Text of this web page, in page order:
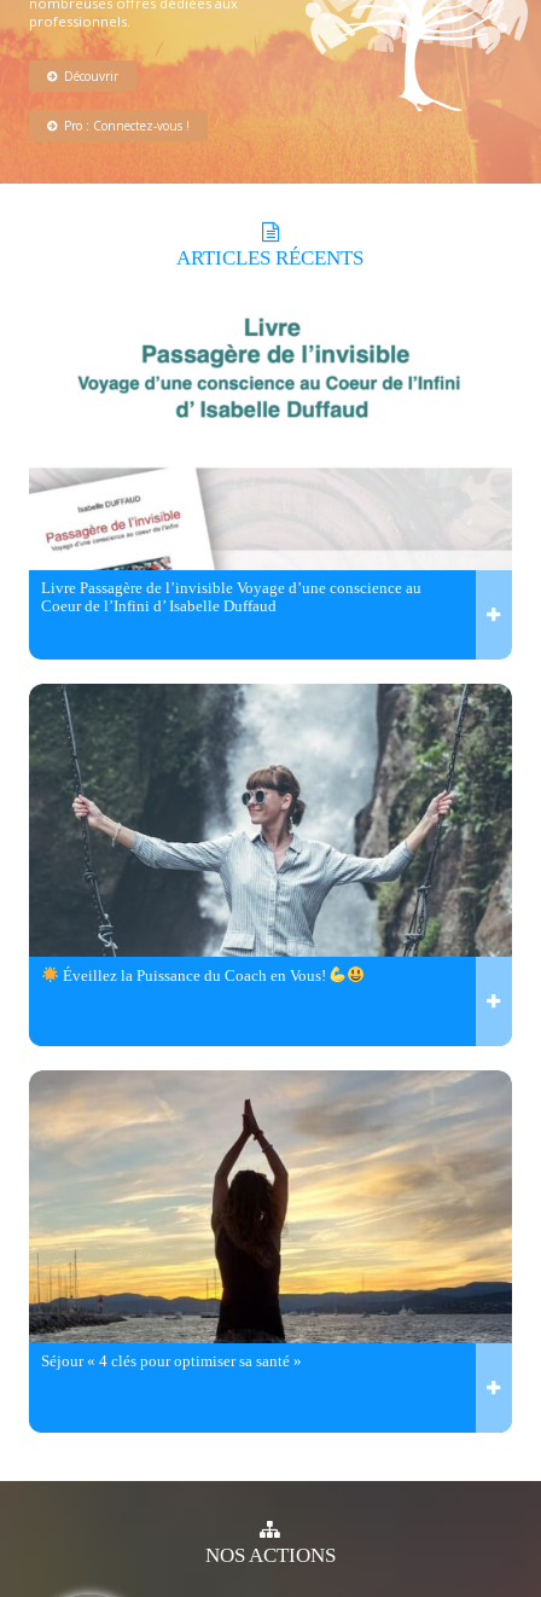
professionnels.
Découvrir
Pro : Connectez-vous !
ARTICLES RÉCENTS
Livre Passagère de l’invisible Voyage d’une conscience au
Coeur de l’Infini d’ Isabelle Duffaud
Éveillez la Puissance du Coach en Vous!
Séjour « 4 clés pour optimiser sa santé »
NOSACTIONS